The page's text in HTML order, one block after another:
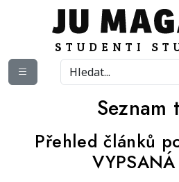
Seznam
Přehled článků